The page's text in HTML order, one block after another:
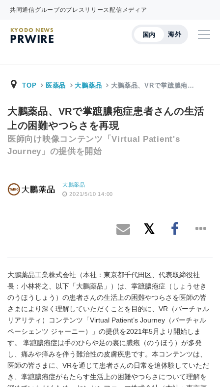
共同通信グループのプレスリリース配信メディア
国内 海外
KYODO NEWS
PRWIRE
TOP 医薬品 大鵬薬品 大鵬薬品、VRで掌蹠膿疱…
大鵬薬品、VRで掌蹠膿疱症患者さんの生活
上の困難やつらさを再現
医師向け映像コンテンツ「Virtual Patient's
Journey」の提供を開始
大鵬薬品
2021/5/10 14:00
大鵬薬品工業株式会社（本社：東京都千代田区、代表取締役社
長：小林将之、以下「大鵬薬品」）は、掌蹠膿疱症（しょうせき
のうほうしょう）の患者さんの生活上の困難やつらさを医師の皆
さまにより深く理解していただくことを目的に、VR（バーチャル
リアリティ）コンテンツ「Virtual Patient’s Journey（バーチャル
ペーシェンツ ジャーニー）」の提供を2021年5月より開始しま
す。 掌蹠膿疱症は手のひらや足の裏に膿疱（のうほう）が多発
し、痛みや痒みを伴う難治性の皮膚疾患です。本コンテンツは、
医師の皆さまに、VRを通じて患者さんの日常を追体験していただ
き、掌蹠膿疱症がもたらす生活上の困難やつらさについて理解を